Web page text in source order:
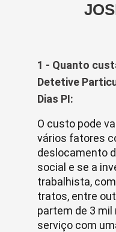
1 - Quanto
Detetive
Dias PI:
O custo pode
vários fatores
deslocamento
social e se a
trabalhista,
tratos, entre
partem de 3 mil
serviço com